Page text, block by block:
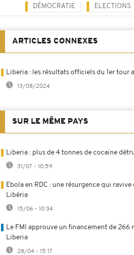
DÉMOCRATIE ELECTIONS
ARTICLES CONNEXES
Liberia : les résultats officiels du 1er tour
13/08/2024
SUR LE MÊME PAYS
Liberia : plus de 4 tonnes de cocaïne
31/07 - 10:59
Ebola en RDC : une résurgence qui
Libéria
15/06 - 10:34
Le FMI approuve un financement de
Liberia
28/04 - 15:17